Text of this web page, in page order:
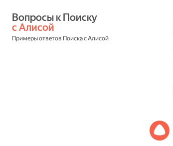
с Алисой
Примеры ответов Поиска с Алисой